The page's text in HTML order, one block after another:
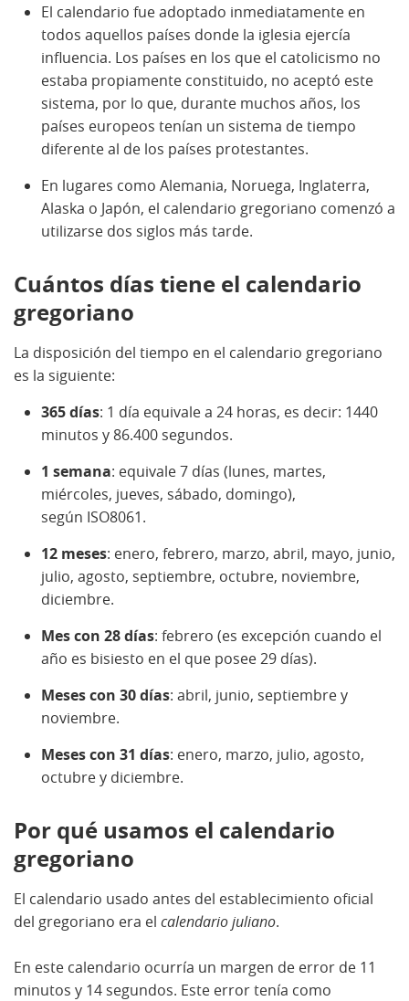
El calendario fue adoptado inmediatamente en
todos aquellos países donde la iglesia ejercía
influencia. Los países en los que el catolicismo no
estaba propiamente constituido, no aceptó este
sistema, por lo que, durante muchos años, los
países europeos tenían un sistema de tiempo
diferente al de los países protestantes.
En lugares como Alemania, Noruega, Inglaterra,
Alaska o Japón, el calendario gregoriano comenzó a
utilizarse dos siglos más tarde.
Cuántos días tiene el calendario
gregoriano
La disposición del tiempo en el calendario gregoriano
es la siguiente:
365 días: 1 día equivale a 24 horas, es decir: 1440
minutos y 86.400 segundos.
1 semana: equivale 7 días (lunes, martes,
miércoles, jueves, sábado, domingo),
según ISO8061.
12 meses: enero, febrero, marzo, abril, mayo, junio,
julio, agosto, septiembre, octubre, noviembre,
diciembre.
Mes con 28 días: febrero (es excepción cuando el
año es bisiesto en el que posee 29 días).
Meses con 30 días: abril, junio, septiembre y
noviembre.
Meses con 31 días: enero, marzo, julio, agosto,
octubre y diciembre.
Por qué usamos el calendario
gregoriano
El calendario usado antes del establecimiento oficial
del gregoriano era el calendario juliano.
En este calendario ocurría un margen de error de 11
minutos y 14 segundos. Este error tenía como